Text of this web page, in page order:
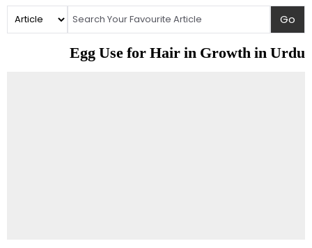
Egg Use for Hair in Growth in Urdu